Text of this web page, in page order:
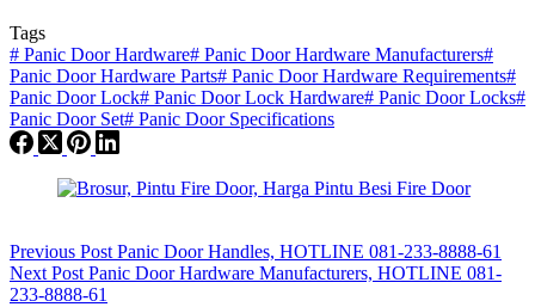
Tags
# Panic Door Hardware# Panic Door Hardware Manufacturers#
Panic Door Hardware Parts# Panic Door Hardware Requirements#
Panic Door Lock# Panic Door Lock Hardware# Panic Door Locks#
Panic Door Set# Panic Door Specifications
Previous Post Panic Door Handles, HOTLINE 081-233-8888-61
Next Post Panic Door Hardware Manufacturers, HOTLINE 081-
233-8888-61